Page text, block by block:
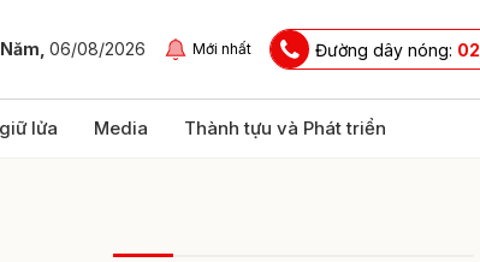
06/08/2026 Mới nhất Đường dây nóng:
lửa Media Thành tựu và Phát triển